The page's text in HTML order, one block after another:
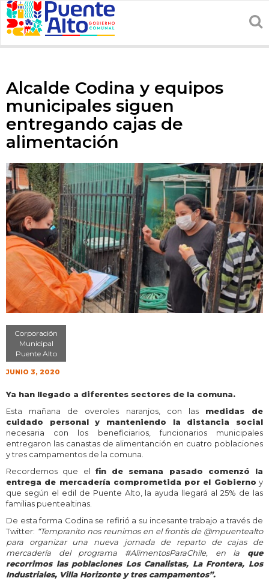
Alcalde Codina y equipos
municipales siguen
entregando cajas de
alimentación
Corporación
Municipal
Puente Alto
JUNIO 3, 2020
Ya han llegado a diferentes sectores de la comuna.
Esta mañana de overoles naranjos, con las medidas de
cuidado personal y manteniendo la distancia social
necesaria con los beneficiarios, funcionarios municipales
entregaron las canastas de alimentanción en cuatro poblaciones
y tres campamentos de la comuna.
Recordemos que el fin de semana pasado comenzó la
entrega de mercadería comprometida por el Gobierno y
que según el edil de Puente Alto, la ayuda llegará al 25% de las
familias puentealtinas.
De esta forma Codina se refirió a su incesante trabajo a través de
Twitter: “Tempranito nos reunimos en el frontis de @mpuentealto
para organizar una nueva jornada de reparto de cajas de
mercadería del programa #AlimentosParaChile, en la que
recorrimos las poblaciones Los Canalistas, La Frontera, Los
Industriales, Villa Horizonte y tres campamentos”.